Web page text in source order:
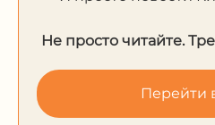
Не просто читайте.
Перейти